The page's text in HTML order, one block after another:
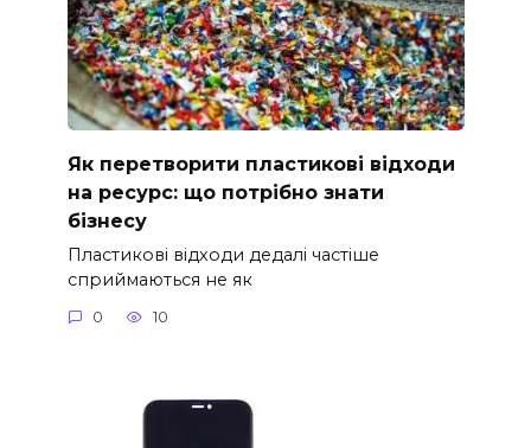
Як перетворити пластикові відходи
на ресурс: що потрібно знати
бізнесу
Пластикові відходи дедалі частіше
сприймаються не як
0 10